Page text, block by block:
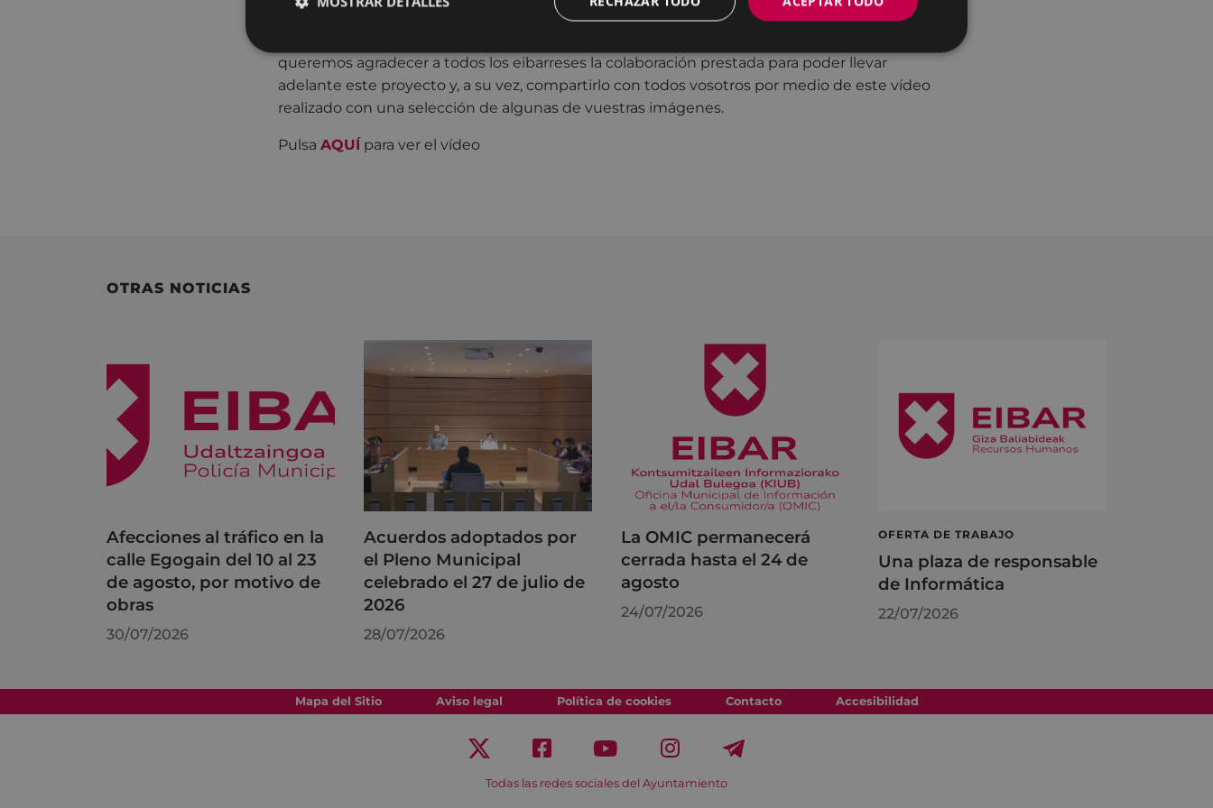
Han sido cientos de fotografías las que el Archivo ha podido reunir durante todos estos días
queremos agradecer a todos los eibarreses la colaboración prestada para poder llevar
adelante este proyecto y, a su vez, compartirlo con todos vosotros por medio de este vídeo
realizado con una selección de algunas de vuestras imágenes.
Pulsa AQUÍ para ver el vídeo
OTRAS NOTICIAS
Afecciones al tráfico en la
calle Egogain del 10 al 23
de agosto, por motivo de
obras
30/07/2026
Acuerdos adoptados por
el Pleno Municipal
celebrado el 27 de julio de
2026
28/07/2026
La OMIC permanecerá
cerrada hasta el 24 de
agosto
24/07/2026
OFERTA DE TRABAJO
Una plaza de responsable
de Informática
22/07/2026
Mapa del Sitio Aviso legal Política de cookies Contacto Accesibilidad
Todas las redes sociales del Ayuntamiento